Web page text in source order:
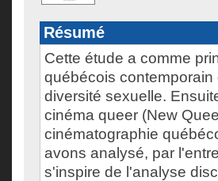
Résumé
Cette étude a comme
québécois
diversité sexuelle.
cinéma queer (New
cinématographie
avons analysé, par
s'inspire de l'analyse